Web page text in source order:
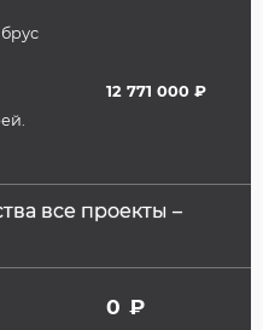
12 771 000 ₽
все проекты –
0 ₽